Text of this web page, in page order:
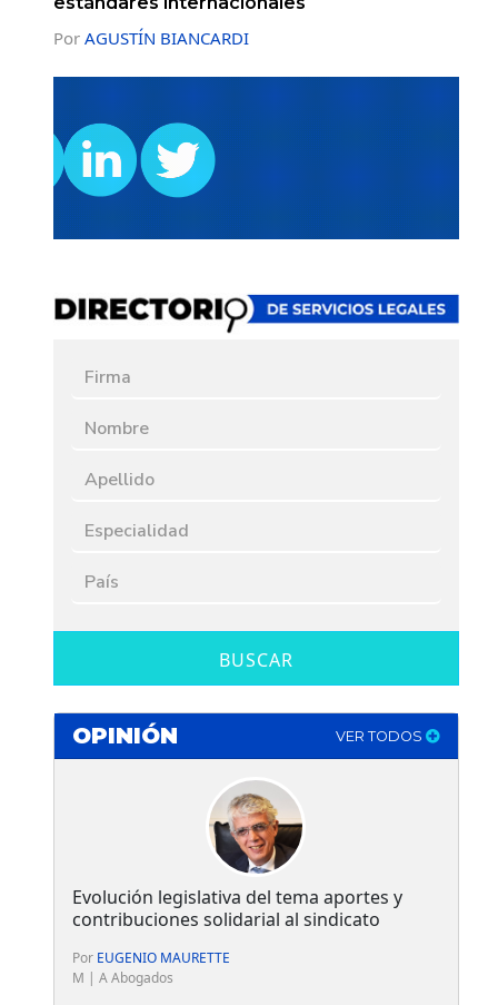
Por AGUSTÍN BIANCARDI
BUSCAR
OPINIÓN VER TODOS
Evolución legislativa del tema aportes y
contribuciones solidarial al sindicato
Por EUGENIO MAURETTE
M | A Abogados